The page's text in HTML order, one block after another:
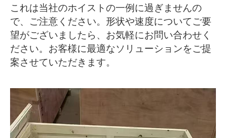
これは当社のホイストの一例に過ぎませんの
で、ご注意ください。形状や速度についてご要
望がございましたら、お気軽にお問い合わせく
ださい。お客様に最適なソリューションをご提
案させていただきます。